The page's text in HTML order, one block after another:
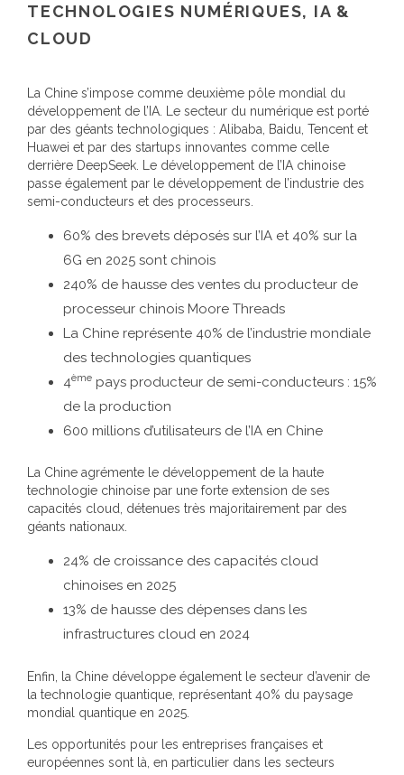
TECHNOLOGIES NUMÉRIQUES, IA &
CLOUD
La Chine s’impose comme deuxième pôle mondial du
développement de l’IA. Le secteur du numérique est porté
par des géants technologiques : Alibaba, Baidu, Tencent et
Huawei et par des startups innovantes comme celle
derrière DeepSeek. Le développement de l’IA chinoise
passe également par le développement de l’industrie des
semi-conducteurs et des processeurs.
60% des brevets déposés sur l’IA et 40% sur la
6G en 2025 sont chinois
240% de hausse des ventes du producteur de
processeur chinois Moore Threads
La Chine représente 40% de l’industrie mondiale
des technologies quantiques
4ème pays producteur de semi-conducteurs : 15%
de la production
600 millions d’utilisateurs de l’IA en Chine
La Chine agrémente le développement de la haute
technologie chinoise par une forte extension de ses
capacités cloud, détenues très majoritairement par des
géants nationaux.
24% de croissance des capacités cloud
chinoises en 2025
13% de hausse des dépenses dans les
infrastructures cloud en 2024
Enfin, la Chine développe également le secteur d’avenir de
la technologie quantique, représentant 40% du paysage
mondial quantique en 2025.
Les opportunités pour les entreprises françaises et
européennes sont là, en particulier dans les secteurs